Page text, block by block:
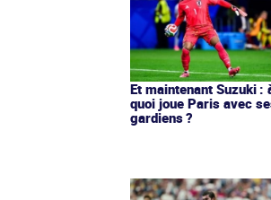
Et maintenant Suzuki :
quoi joue Paris avec
gardiens ?